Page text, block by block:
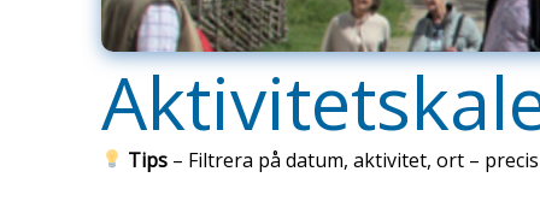
Tips – Filtrera på datum, aktivitet, ort –